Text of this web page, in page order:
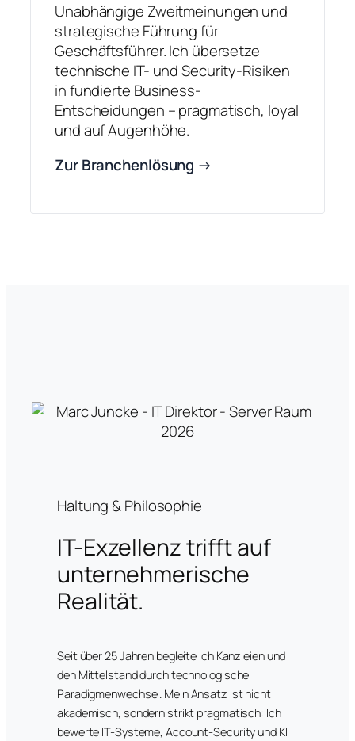
Unabhängige Zweitmeinungen und
strategische Führung für
Geschäftsführer. Ich übersetze
technische IT- und Security-Risiken
in fundierte Business-
Entscheidungen – pragmatisch, loyal
und auf Augenhöhe.
Zur Branchenlösung →
Haltung & Philosophie
IT-Exzellenz trifft auf
unternehmerische
Realität.
Seit über 25 Jahren begleite ich Kanzleien und
den Mittelstand durch technologische
Paradigmenwechsel. Mein Ansatz ist nicht
akademisch, sondern strikt pragmatisch: Ich
bewerte IT-Systeme, Account-Security und KI